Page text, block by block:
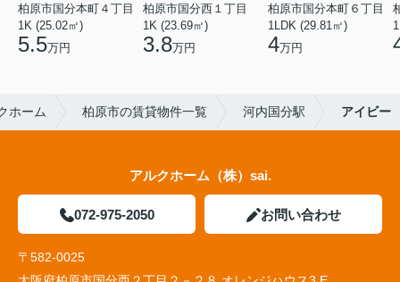
柏原市国分本町４丁目
1K (25.02㎡)
5.5万円
柏原市国分西１丁目
1K (23.69㎡)
3.8万円
柏原市国分本町６丁目
1LDK (29.81㎡)
4万円
ホーム 柏原市の賃貸物件一覧 河内国分駅 アイビー
アルクホーム（株）sai.
072-975-2050 お問い合わせ
〒582-0025